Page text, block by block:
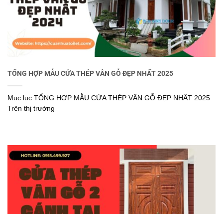
TỔNG HỢP MẪU CỬA THÉP VÂN GỖ ĐẸP NHẤT 2025
Mục lục TỔNG HỢP MẪU CỬA THÉP VÂN GỖ ĐẸP NHẤT 2025
Trên thị trường